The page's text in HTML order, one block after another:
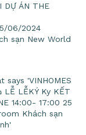
DỰ ÁN THE
06/2024
sạn New World